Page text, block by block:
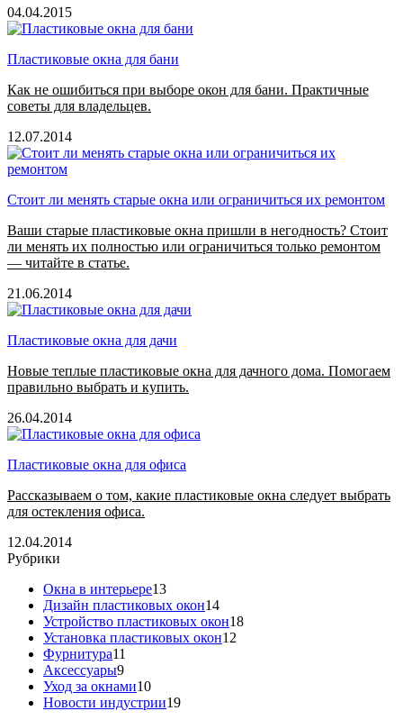
04.04.2015
Пластиковые окна для бани
Как не ошибиться при выборе окон для бани. Практичные
советы для владельцев.
12.07.2014
Стоит ли менять старые окна или ограничиться их ремонтом
Ваши старые пластиковые окна пришли в негодность? Стоит
ли менять их полностью или ограничиться только ремонтом
— читайте в статье.
21.06.2014
Пластиковые окна для дачи
Новые теплые пластиковые окна для дачного дома. Помогаем
правильно выбрать и купить.
26.04.2014
Пластиковые окна для офиса
Рассказываем о том, какие пластиковые окна следует выбрать
для остекления офиса.
12.04.2014
Рубрики
Окна в интерьере13
Дизайн пластиковых окон14
Устройство пластиковых окон18
Установка пластиковых окон12
Фурнитура11
Аксессуары9
Уход за окнами10
Новости индустрии19